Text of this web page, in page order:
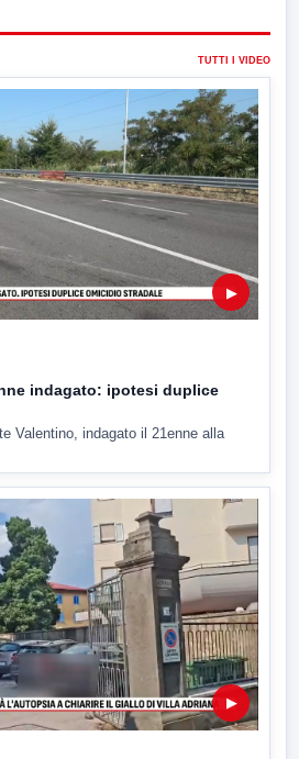
TUTTI I VIDEO
▶
indagato: ipotesi duplice
Valentino, indagato il 21enne alla
▶